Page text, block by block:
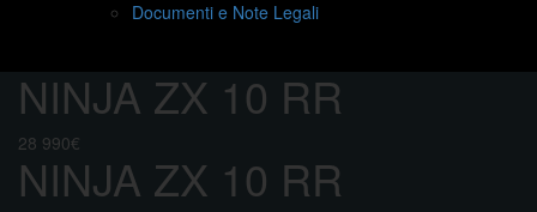
Documenti e Note Legali
NINJA ZX 10 RR
28 990€
NINJA ZX 10 RR